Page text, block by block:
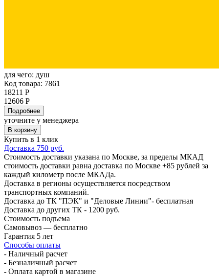
для чего: душ
Код товара: 7861
18211 Р
12606 Р
Подробнее
уточните у менеджера
В корзину
Купить в 1 клик
Доставка 750 руб.
Стоимость доставки указана по Москве, за пределы МКАД
стоимость доставки равна доставка по Москве +85 рублей за
каждый километр после МКАДа.
Доставка в регионы осуществляется посредством
транспортных компаний.
Доставка до ТК "ПЭК" и "Деловые Линии"- бесплатная
Доставка до других ТК - 1200 руб.
Стоимость подъема
Самовывоз — бесплатно
Гарантия 5 лет
Способы оплаты
- Наличный расчет
- Безналичный расчет
- Оплата картой в магазине